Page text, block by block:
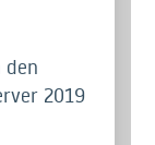
den
2019